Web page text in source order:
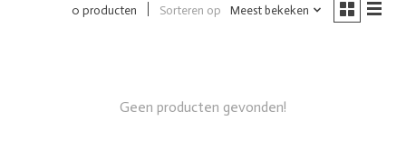
0 producten Sorteren op Meest bekeken
Geen producten gevonden!